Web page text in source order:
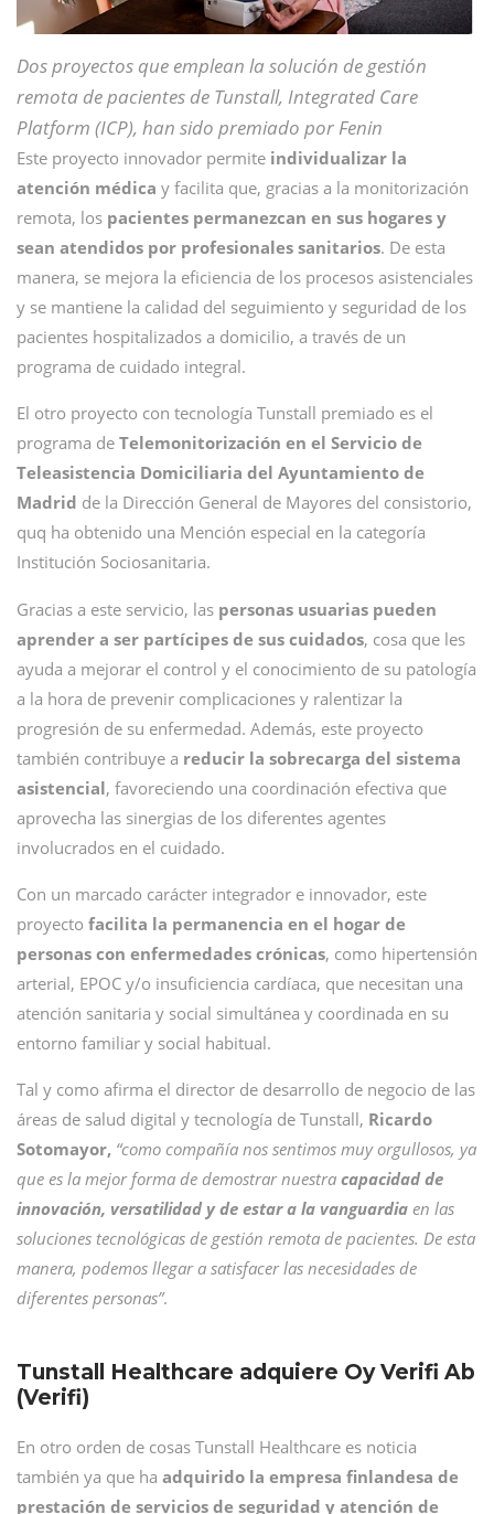
Dos proyectos que emplean la solución de gestión
remota de pacientes de Tunstall, Integrated Care
Platform (ICP), han sido premiado por Fenin
Este proyecto innovador permite individualizar la
atención médica y facilita que, gracias a la monitorización
remota, los pacientes permanezcan en sus hogares y
sean atendidos por profesionales sanitarios. De esta
manera, se mejora la eficiencia de los procesos asistenciales
y se mantiene la calidad del seguimiento y seguridad de los
pacientes hospitalizados a domicilio, a través de un
programa de cuidado integral.
El otro proyecto con tecnología Tunstall premiado es el
programa de Telemonitorización en el Servicio de
Teleasistencia Domiciliaria del Ayuntamiento de
Madrid de la Dirección General de Mayores del consistorio,
quq ha obtenido una Mención especial en la categoría
Institución Sociosanitaria.
Gracias a este servicio, las personas usuarias pueden
aprender a ser partícipes de sus cuidados, cosa que les
ayuda a mejorar el control y el conocimiento de su patología
a la hora de prevenir complicaciones y ralentizar la
progresión de su enfermedad. Además, este proyecto
también contribuye a reducir la sobrecarga del sistema
asistencial, favoreciendo una coordinación efectiva que
aprovecha las sinergias de los diferentes agentes
involucrados en el cuidado.
Con un marcado carácter integrador e innovador, este
proyecto facilita la permanencia en el hogar de
personas con enfermedades crónicas, como hipertensión
arterial, EPOC y/o insuficiencia cardíaca, que necesitan una
atención sanitaria y social simultánea y coordinada en su
entorno familiar y social habitual.
Tal y como afirma el director de desarrollo de negocio de las
áreas de salud digital y tecnología de Tunstall, Ricardo
Sotomayor, “como compañía nos sentimos muy orgullosos, ya
que es la mejor forma de demostrar nuestra capacidad de
innovación, versatilidad y de estar a la vanguardia en las
soluciones tecnológicas de gestión remota de pacientes. De esta
manera, podemos llegar a satisfacer las necesidades de
diferentes personas”.
Tunstall Healthcare adquiere Oy Verifi Ab
(Verifi)
En otro orden de cosas Tunstall Healthcare es noticia
también ya que ha adquirido la empresa finlandesa de
prestación de servicios de seguridad y atención de